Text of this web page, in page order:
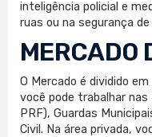
inteligência policial e
ruas ou na segurança
MERCADO
O Mercado é dividido
você pode trabalhar nas
PRF), Guardas
Civil. Na área privada,